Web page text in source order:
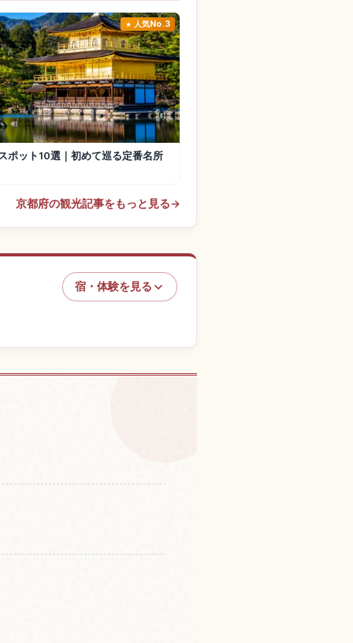
人気No.3
ポット10選｜初めて巡る定番名所
京都府の観光記事をもっと見る→
宿・体験を見る